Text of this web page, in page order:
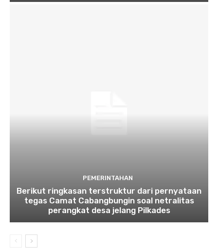
PEMERINTAHAN
Berikut ringkasan terstruktur dari pernyataan
tegas Camat Cabangbungin soal netralitas
perangkat desa jelang Pilkades